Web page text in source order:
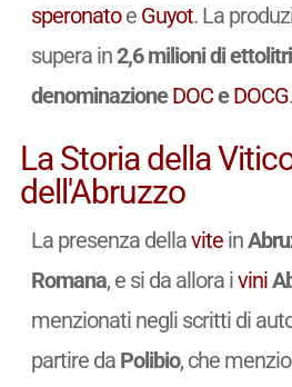
speronatoe Guyot. La
supera in2,6 milioni di ettolitri
denominazioneDOCeDOCG.
La Storia della
dell'Abruzzo
La presenza dellavitein
Romana, e si da allora ivini
menzionati negli scritti di
partire da Polibio, che